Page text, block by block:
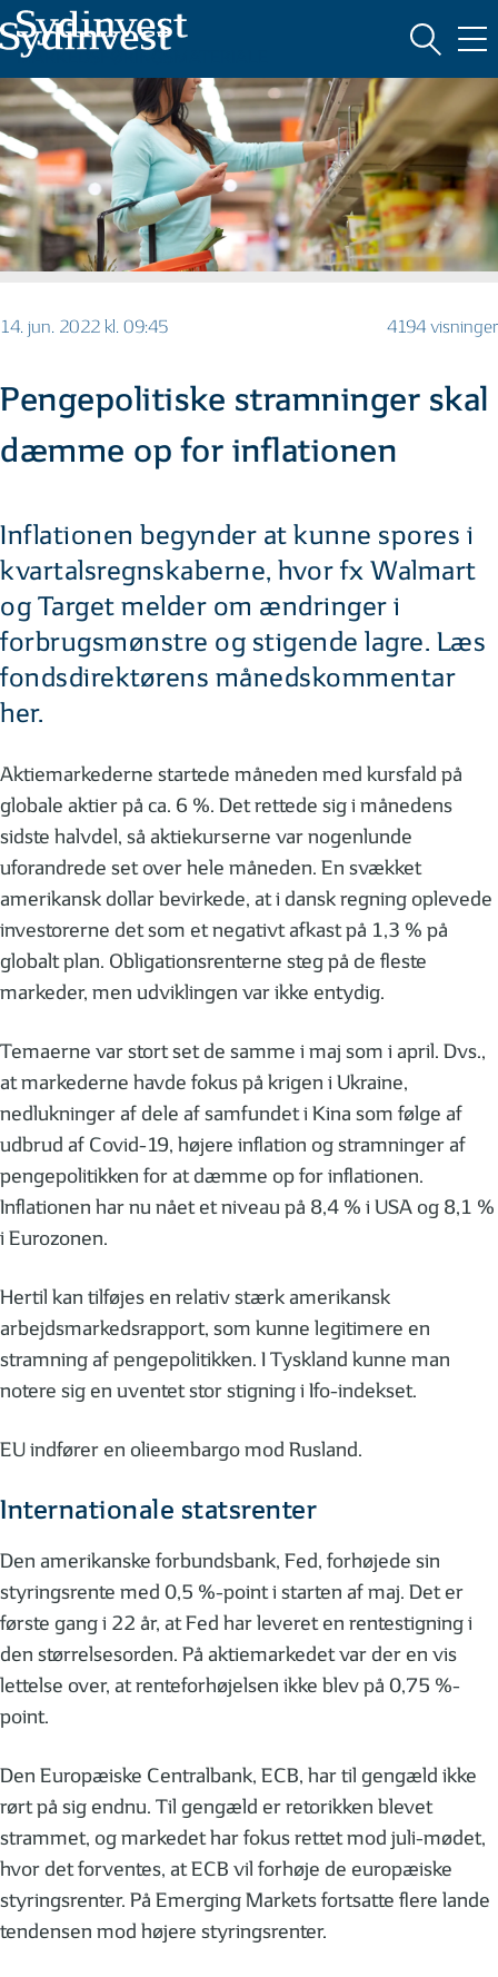
MARKEDSFØRINGSMATERIALE
14. jun. 2022 kl. 09:45 4194 visninger
Pengepolitiske stramninger skal
dæmme op for inflationen
Inflationen begynder at kunne spores i
kvartalsregnskaberne, hvor fx Walmart
og Target melder om ændringer i
forbrugsmønstre og stigende lagre. Læs
fondsdirektørens månedskommentar
her.
Aktiemarkederne startede måneden med kursfald på
globale aktier på ca. 6 %. Det rettede sig i månedens
sidste halvdel, så aktiekurserne var nogenlunde
uforandrede set over hele måneden. En svækket
amerikansk dollar bevirkede, at i dansk regning oplevede
investorerne det som et negativt afkast på 1,3 % på
globalt plan. Obligationsrenterne steg på de fleste
markeder, men udviklingen var ikke entydig.
Temaerne var stort set de samme i maj som i april. Dvs.,
at markederne havde fokus på krigen i Ukraine,
nedlukninger af dele af samfundet i Kina som følge af
udbrud af Covid-19, højere inflation og stramninger af
pengepolitikken for at dæmme op for inflationen.
Inflationen har nu nået et niveau på 8,4 % i USA og 8,1 %
i Eurozonen.
Hertil kan tilføjes en relativ stærk amerikansk
arbejdsmarkedsrapport, som kunne legitimere en
stramning af pengepolitikken. I Tyskland kunne man
notere sig en uventet stor stigning i Ifo-indekset.
EU indfører en olieembargo mod Rusland.
Internationale statsrenter
Den amerikanske forbundsbank, Fed, forhøjede sin
styringsrente med 0,5 %-point i starten af maj. Det er
første gang i 22 år, at Fed har leveret en rentestigning i
den størrelsesorden. På aktiemarkedet var der en vis
lettelse over, at renteforhøjelsen ikke blev på 0,75 %-
point.
Den Europæiske Centralbank, ECB, har til gengæld ikke
rørt på sig endnu. Til gengæld er retorikken blevet
strammet, og markedet har fokus rettet mod juli-mødet,
hvor det forventes, at ECB vil forhøje de europæiske
styringsrenter. På Emerging Markets fortsatte flere lande
tendensen mod højere styringsrenter.